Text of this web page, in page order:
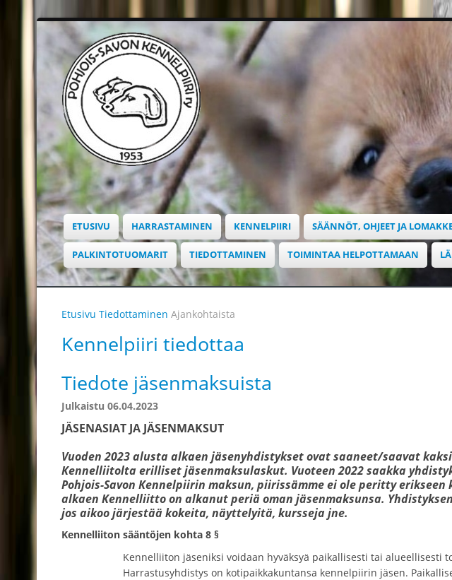
ETUSIVU HARRASTAMINEN KENNELPIIRI SÄÄNNÖT, OHJEET JA
PALKINTOTUOMARIT TIEDOTTAMINEN TOIMINTAA HELPOTTAMAAN
Etusivu Tiedottaminen Ajankohtaista
Kennelpiiri tiedottaa
Tiedote jäsenmaksuista
Julkaistu 06.04.2023
JÄSENASIAT JA JÄSENMAKSUT
Vuoden 2023 alusta alkaen jäsenyhdistykset ovat saaneet/saavat
Kennelliitolta erilliset jäsenmaksulaskut. Vuoteen 2022 saakka
Pohjois-Savon Kennelpiirin maksun, piirissämme ei ole peritty
alkaen Kennelliitto on alkanut periä oman jäsenmaksunsa.
jos aikoo järjestää kokeita, näyttelyitä, kursseja jne.
Kennelliiton sääntöjen kohta 8 §
Kennelliiton jäseniksi voidaan hyväksyä paikallisesti tai alueellisesti
Harrastusyhdistys on kotipaikkakuntansa kennelpiirin jäsen.